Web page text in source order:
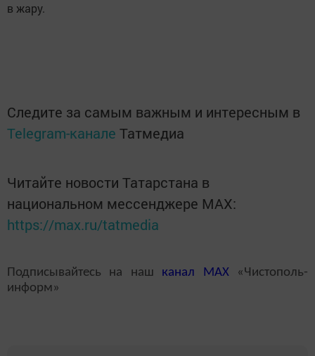
в жару.
Следите за самым важным и интересным в
Telegram-канале Татмедиа
Читайте новости Татарстана в
национальном мессенджере MАХ:
https://max.ru/tatmedia
Подписывайтесь на наш канал MAX«Чистополь-
информ»